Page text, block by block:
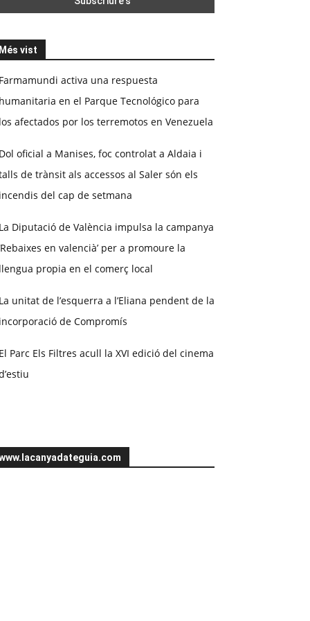
Més vist
Farmamundi activa una respuesta
humanitaria en el Parque Tecnológico para
los afectados por los terremotos en Venezuela
Dol oficial a Manises, foc controlat a Aldaia i
de trànsit als accessos al Saler són els
incendis del cap de setmana
La Diputació de València impulsa la campanya
en valencià’ per a promoure la
llengua propia en el comerç local
La unitat de l’esquerra a l’Eliana pendent de la
incorporació de Compromís
El Parc Els Filtres acull la XVI edició del cinema